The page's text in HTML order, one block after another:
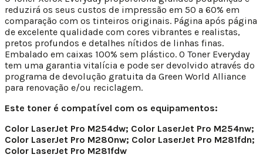
reduzirá os seus custos de impressão em 50 a 60% em
comparação com os tinteiros originais. Página após página
de excelente qualidade com cores vibrantes e realistas,
pretos profundos e detalhes nítidos de linhas finas.
Embalado em caixas 100% sem plástico. O Toner Everyday
tem uma garantia vitalícia e pode ser devolvido através do
programa de devolução gratuita da Green World Alliance
para renovação e/ou reciclagem.
Este toner é compatível com os equipamentos:
Color LaserJet Pro M254dw; Color LaserJet Pro M254nw;
Color LaserJet Pro M280nw; Color LaserJet Pro M281fdn;
Color LaserJet Pro M281fdw